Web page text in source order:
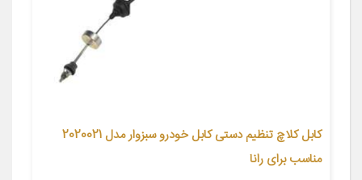
کابل کلاچ تنظیم دستی کابل خودرو سبزوار مدل 2020021
مناسب برای رانا